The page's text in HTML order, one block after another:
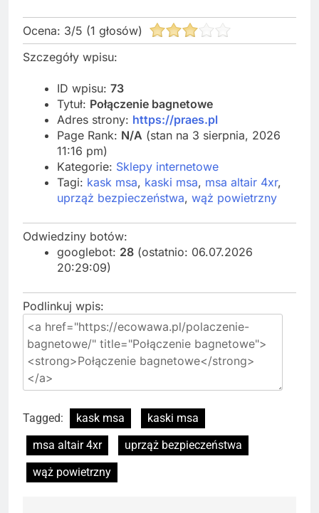
Ocena: 3/5 (1 głosów)
Szczegóły wpisu:
ID wpisu: 73
Tytuł: Połączenie bagnetowe
Adres strony: https://praes.pl
Page Rank: N/A (stan na 3 sierpnia, 2026
11:16 pm)
Kategorie: Sklepy internetowe
Tagi: kask msa, kaski msa, msa altair 4xr,
uprząż bezpieczeństwa, wąż powietrzny
Odwiedziny botów:
googlebot: 28 (ostatnio: 06.07.2026
20:29:09)
Podlinkuj wpis:
Tagged: kask msa
kaski msa
msa altair 4xr
uprząż bezpieczeństwa
wąż powietrzny